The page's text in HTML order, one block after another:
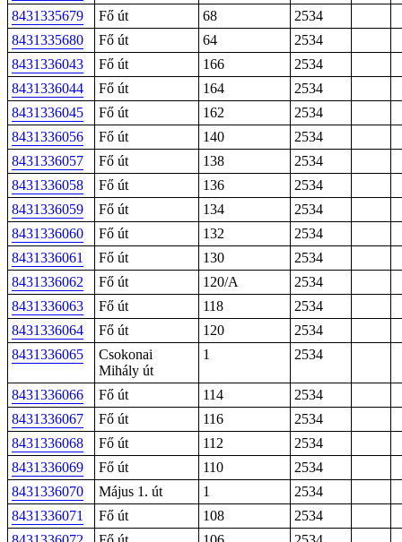
8431335679
Fő út 68
2534
8431335680
Fő út 64
2534
8431336043
Fő út 166
2534
8431336044
Fő út 164
2534
8431336045
Fő út 162
2534
8431336056
Fő út 140
2534
8431336057
Fő út 138
2534
8431336058
Fő út 136
2534
8431336059
Fő út 134
2534
8431336060
Fő út 132
2534
8431336061
Fő út 130
2534
8431336062
Fő út 120/A
2534
8431336063
Fő út 118
2534
8431336064
Fő út 120
2534
8431336065
Csokonai
Mihály út
1 2534
8431336066 Fő út 114
2534
8431336067
Fő út 116
2534
8431336068
Fő út 112
2534
8431336069
Fő út 110
2534
8431336070
Május 1. út 1
2534
8431336071
Fő út 108
2534